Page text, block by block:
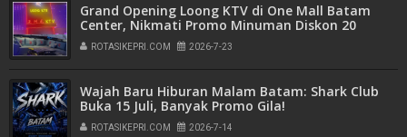
Grand Opening Loong KTV di One Mall Batam
Center, Nikmati Promo Minuman Diskon 20
Persen
ROTASIKEPRI.COM 2026-7-23
Wajah Baru Hiburan Malam Batam: Shark Club
Buka 15 Juli, Banyak Promo Gila!
ROTASIKEPRI.COM 2026-7-14